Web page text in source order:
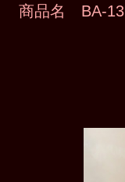
商品名 BA-13